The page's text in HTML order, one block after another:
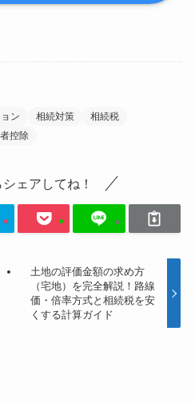
ン 相続対策
相続税
控除
ェアしてね！
土地の評価金額の求め方
（宅地）を完全解説！路線
価・倍率方式と相続税を安
くする計算ガイド